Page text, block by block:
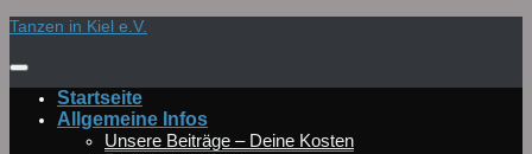
Zum
springen
Tanzen in Kiel e.V.
Startseite
Allgemeine Infos
Unsere Beiträge – Deine Kosten